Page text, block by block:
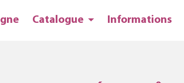
Catalogue Informations